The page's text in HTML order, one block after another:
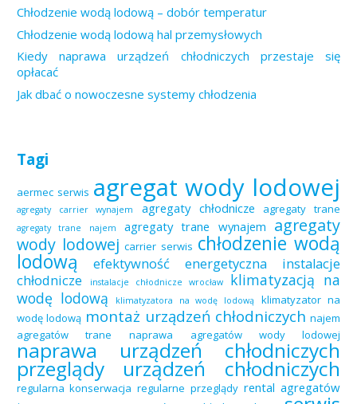
Chłodzenie wodą lodową – dobór temperatur
Chłodzenie wodą lodową hal przemysłowych
Kiedy naprawa urządzeń chłodniczych przestaje się
opłacać
Jak dbać o nowoczesne systemy chłodzenia
Tagi
aermec serwis agregat wody lodowej
agregaty carrier wynajem agregaty chłodnicze agregaty trane
agregaty trane najem agregaty trane wynajem agregaty
wody lodowej carrier serwis chłodzenie wodą
lodową efektywność energetyczna
instalacje
chłodnicze
instalacje chłodnicze wrocław
klimatyzacją na
wodę lodową
klimatyzatora na wodę lodową
klimatyzator na
wodę lodową montaż urządzeń chłodniczych najem
agregatów trane
naprawa agregatów wody lodowej
naprawa urządzeń chłodniczych
przeglądy urządzeń chłodniczych
regularna konserwacja regularne przeglądy rental agregatów